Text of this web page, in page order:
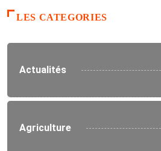
LES CATEGORIES
Actualités
Agriculture